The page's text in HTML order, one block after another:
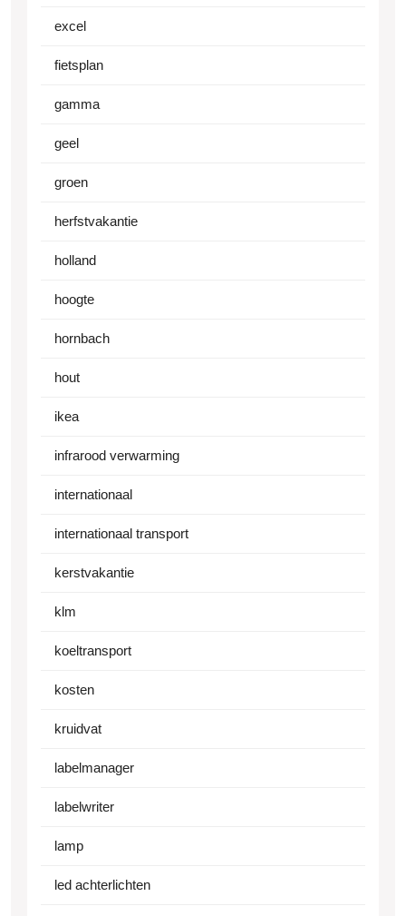
excel
fietsplan
gamma
geel
groen
herfstvakantie
holland
hoogte
hornbach
hout
ikea
infrarood verwarming
internationaal
internationaal transport
kerstvakantie
klm
koeltransport
kosten
kruidvat
labelmanager
labelwriter
lamp
led achterlichten